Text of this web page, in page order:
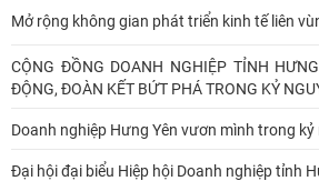
Mở rộng không gian phát triển kinh tế liên
CỘNG ĐỒNG DOANH NGHIỆP TỈNH
ĐỘNG, ĐOÀN KẾT BỨT PHÁ TRONG KỶ
Doanh nghiệp Hưng Yên vươn mình trong kỷ
Đại hội đại biểu Hiệp hội Doanh nghiệp tỉnh